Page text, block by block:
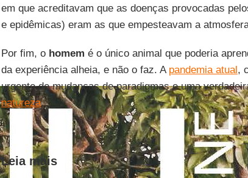
em que acreditavam que as doenças provocadas
e epidêmicas) eram as que empesteavam a
Por fim, o homem é o único animal que poderia
da experiência alheia, e não o faz. A pandemia atual,
urgente de mudanças de paradigmas e uma
natureza.
Leia mais